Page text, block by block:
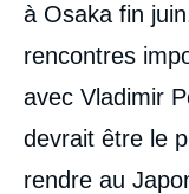
à Osaka fin
rencontres
avec Vladimir
devrait être le
rendre au